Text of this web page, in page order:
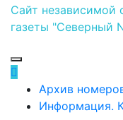
Сайт независимой
газеты "Северный
Архив
Информация.